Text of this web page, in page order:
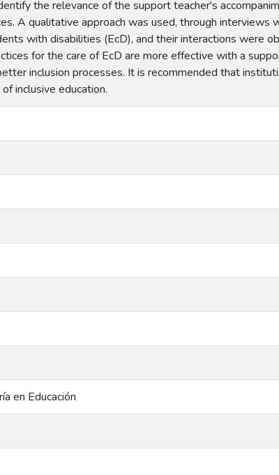
the relevance of the support teacher's
A qualitative approach was used, through interviews
with disabilities (EcD), and their interactions were
for the care of EcD are more effective with a
inclusion processes. It is recommended that
inclusive education.
en Educación